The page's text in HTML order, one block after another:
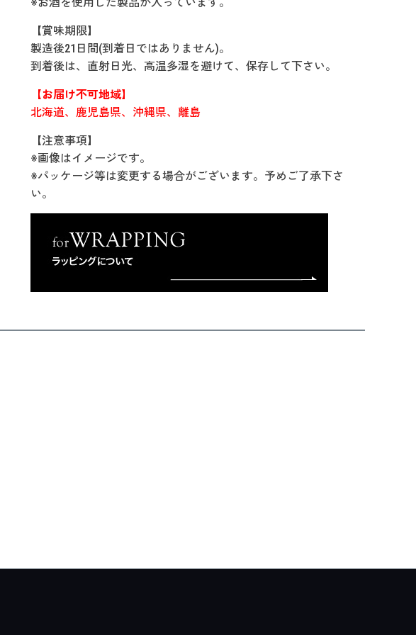
【賞味期限】
製造後21日間(到着日ではありません)。
到着後は、直射日光、高温多湿を避けて、保存して下さい。
【お届け不可地域】
北海道、鹿児島県、沖縄県、離島
【注意事項】
※画像はイメージです。
※パッケージ等は変更する場合がございます。予めご了承下さ
い。